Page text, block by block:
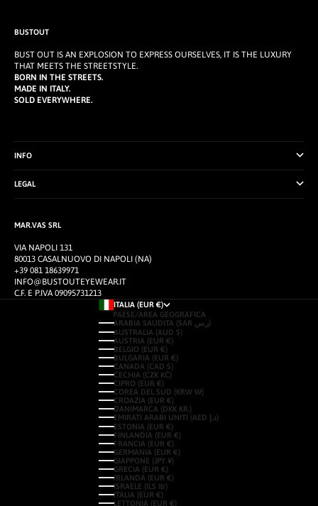
BUSTOUT
BUST OUT IS AN EXPLOSION TO EXPRESS OURSELVES, IT IS THE LUXURY
THAT MEETS THE STREETSTYLE.
BORN IN THE STREETS.
MADE IN ITALY.
SOLD EVERYWHERE.
INFO
LEGAL
MAR.VAS SRL
VIA NAPOLI 131
80013 CASALNUOVO DI NAPOLI (NA)
+39 081 18639971
INFO@BUSTOUTEYEWEAR.IT
C.F. E P.IVA 09095731213
ITALIA (EUR €)
PAESE/AREA GEOGRAFICA
ARABIA SAUDITA (SAR ر.س)
AUSTRALIA (AUD $)
AUSTRIA (EUR €)
BELGIO (EUR €)
BULGARIA (EUR €)
CANADA (CAD $)
CECHIA (CZK KČ)
CIPRO (EUR €)
COREA DEL SUD (KRW ₩)
CROAZIA (EUR €)
DANIMARCA (DKK KR.)
EMIRATI ARABI UNITI (AED د.إ)
ESTONIA (EUR €)
FINLANDIA (EUR €)
FRANCIA (EUR €)
GERMANIA (EUR €)
GIAPPONE (JPY ¥)
GRECIA (EUR €)
IRLANDA (EUR €)
ISRAELE (ILS ₪)
ITALIA (EUR €)
LETTONIA (EUR €)